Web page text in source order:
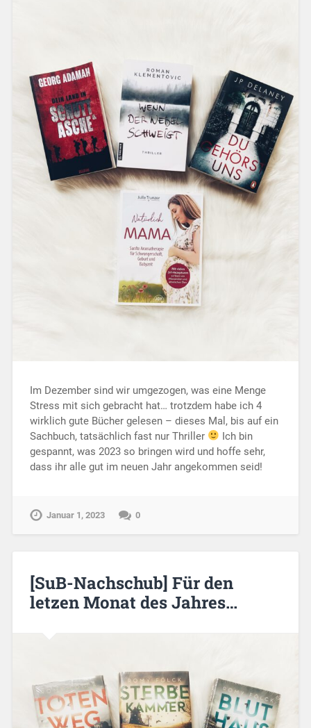
Im Dezember sind wir umgezogen, was eine Menge
Stress mit sich gebracht hat… trotzdem habe ich 4
wirklich gute Bücher gelesen – dieses Mal, bis auf ein
Sachbuch, tatsächlich fast nur Thriller
Ich bin
gespannt, was 2023 so bringen wird und hoffe sehr,
dass ihr alle gut im neuen Jahr angekommen seid!
Januar 1, 2023 0
[SuB-Nachschub] Für den
letzen Monat des Jahres…